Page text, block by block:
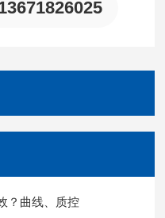
？曲线、质控